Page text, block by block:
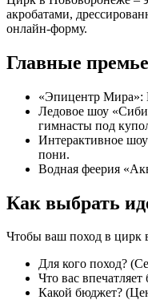
акробатами,
онлайн-форму.
Главные
«Эпицентр Мира»:
Ледовое шоу
гимнасты под
Интерактивное
пони.
Водная феерия
Как выбрать
Чтобы ваш поход в цирк
Для кого поход?
Что вас
Какой бюджет?